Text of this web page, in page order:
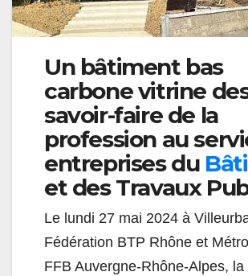
Un bâtiment bas
carbone vitrine
savoir-faire de la
profession au
entreprises du
et des Travaux
Le lundi 27 mai 2024 à
Fédération BTP Rhône et
FFB Auvergne-Rhône-Alpes, la